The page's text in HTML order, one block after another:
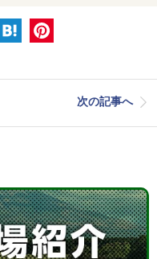
次の記事へ